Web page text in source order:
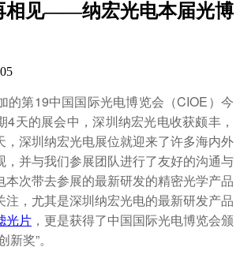
相见——纳宏光电本届光博
第19中国国际光电博览会（CIOE）今
4天的展会中，深圳纳宏光电收获颇丰，
，深圳纳宏光电展位就迎来了许多海内外
，并与我们参展团队进行了友好的沟通与
本次带去参展的最新研发的精密光学产品
注，尤其是深圳纳宏光电的最新研发产品
光片 ，更是获得了中国国际光电博览会颁
奖”。